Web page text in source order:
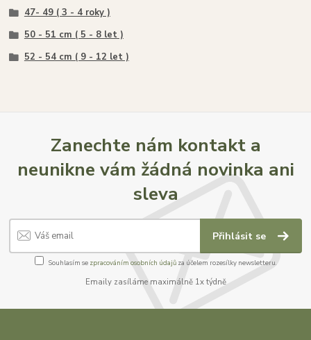
47- 49 ( 3 - 4 roky )
50 - 51 cm ( 5 - 8 let )
52 - 54 cm ( 9 - 12 let )
Zanechte nám kontakt a
neunikne vám žádná novinka ani
sleva
Přihlásit se
Souhlasím se zpracováním osobních údajůza účelem rozesílky newsletteru.
Emaily zasíláme maximálně 1x týdně